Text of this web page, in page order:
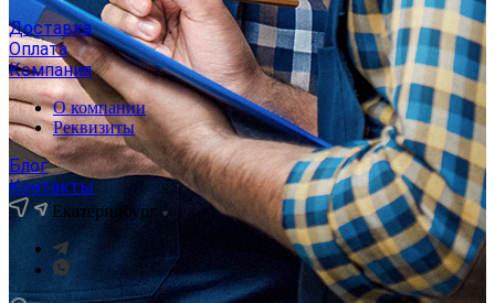
Доставка
Оплата
Компания
О компании
Реквизиты
Блог
Контакты
Екатеринбург